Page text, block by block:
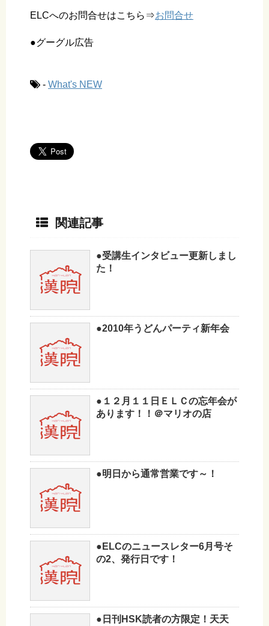
ELCへのお問合せはこちら⇒お問合せ
●グーグル広告
- What's NEW
関連記事
●受講生インタビュー更新しまし
た！
●2010年うどんパーティ新年会
●１２月１１日ＥＬＣの忘年会が
あります！！＠マリオの店
●明日から通常営業です～！
●ELCのニュースレター6月号そ
の2、発行日です！
●日刊HSK読者の方限定！天天